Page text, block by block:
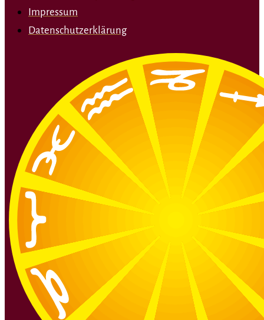
Impressum
Datenschutzerklärung